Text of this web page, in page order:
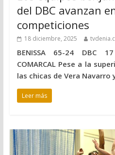
del DBC avanzan
competiciones
18 diciembre, 2025
BENISSA 65-24 DBC 17
COMARCAL Pese a la
las chicas de Vera Navarro
Leer más